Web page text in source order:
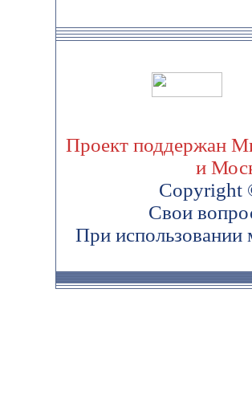
Проект поддержан
и
Copyright
Свои
При использовании